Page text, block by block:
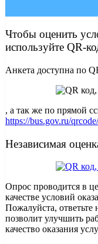
Чтобы оценить
используйте QR-
Анкета доступна по
, а так же по прямой
https://bus.gov.ru/
Независимая
Опрос проводится в
качестве условий
Пожалуйста,
позволит улучшить
качество оказания